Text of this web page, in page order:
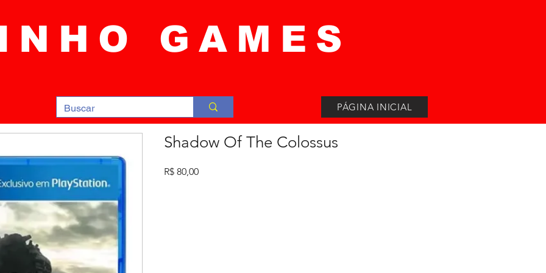
GAMES
PÁGINA INICIAL
Shadow Of The Colossus
R$ 80,00Preço